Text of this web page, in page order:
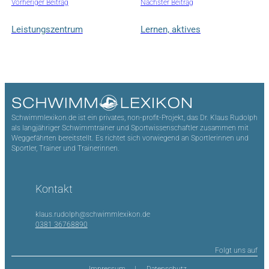
Vorheriger Beitrag
Leistungszentrum
Nächster Beitrag
Lernen, aktives
Schwimmlexikon.de ist ein privates, non-profit-Projekt, das Dr. Klaus Rudolph
als langjähriger Schwimmtrainer und Sportwissenschaftler zusammen mit
Weggefährten bereitstellt. Es richtet sich vorwiegend an Sportlerinnen und
Sportler, Trainer und Trainerinnen.
Kontakt
klaus.rudolph@schwimmlexikon.de
0381 36768890
Folgt uns auf